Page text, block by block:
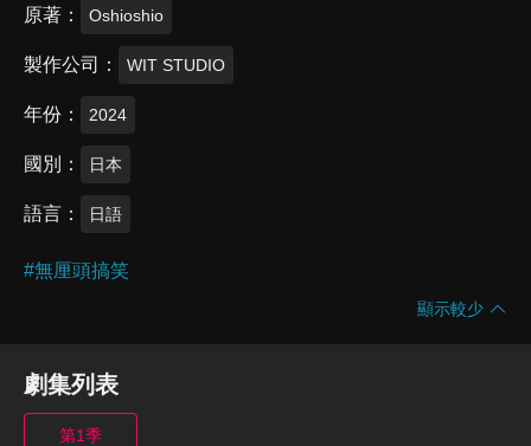
原著 Oshioshio
製作公司 WIT STUDIO
年份 2024
國別 日本
語言 日語
#無厘頭搞笑
顯示較少
劇集列表
第1季